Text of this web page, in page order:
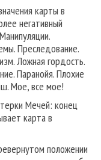
карты в
негативный
Преследование.
Ложная гордость.
Паранойя. Плохие
Мое, все мое!
Мечей: конец
карта в
положении